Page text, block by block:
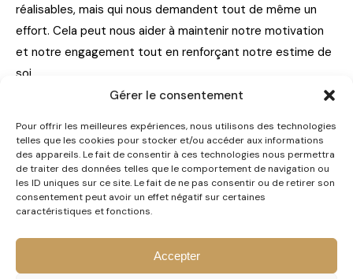
Gérer le consentement
Pour offrir les meilleures expériences, nous utilisons des technologies
telles que les cookies pour stocker et/ou accéder aux informations
des appareils. Le fait de consentir à ces technologies nous permettra
de traiter des données telles que le comportement de navigation ou
les ID uniques sur ce site. Le fait de ne pas consentir ou de retirer son
consentement peut avoir un effet négatif sur certaines
caractéristiques et fonctions.
Accepter
réalisables, mais qui nous demandent tout de même un
effort. Cela peut nous aider à maintenir notre motivation
et notre engagement tout en renforçant notre estime de
soi.
CONSEILS : Célébrez vos réussites, même les plus
petites. Le fait de se fixer des objectifs et de les
atteindre peut vous aider à vous sentir plus confiant(e) et
à augmenter votre estime de soi.